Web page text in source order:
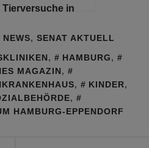
Tierversuche in
startet unter
NEWS, SENAT AKTUELL
, HAMBURG,
MAGAZIN,
, KINDER,
,
HAMBURG-EPPENDORF